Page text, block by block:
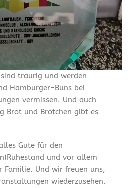
traurig und werden
Hamburger-Buns bei
vermissen. Und auch
Brot und Brötchen gibt es
Gute für den
und vor allem
Familie. Und wir freuen uns,
wiederzusehen.